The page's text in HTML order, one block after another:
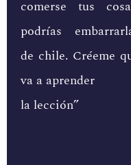
comerse tus
podrías
de chile. Créeme
va a aprender
la lección”